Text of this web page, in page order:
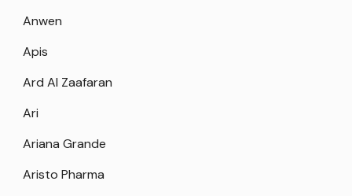
Anwen
Apis
Ard Al Zaafaran
Ari
Ariana Grande
Aristo Pharma